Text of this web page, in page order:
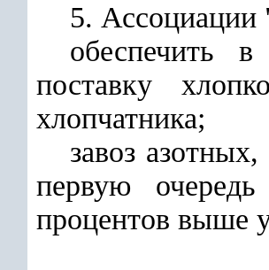
5.
обеспечить
поставку
хлопчатника;
завоз
первую
процентов выше